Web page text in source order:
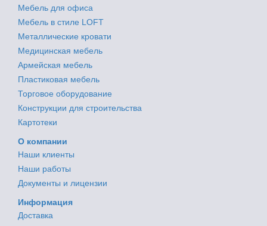
Мебель для офиса
Мебель в стиле LOFT
Металлические кровати
Медицинская мебель
Армейская мебель
Пластиковая мебель
Торговое оборудование
Конструкции для строительства
Картотеки
О компании
Наши клиенты
Наши работы
Документы и лицензии
Информация
Доставка